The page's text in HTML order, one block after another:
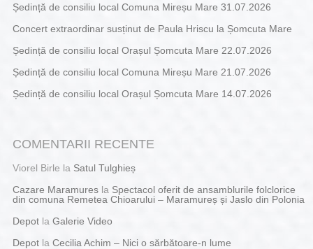
Ședință de consiliu local Comuna Mireșu Mare 31.07.2026
Concert extraordinar susținut de Paula Hriscu la Șomcuta Mare
Ședință de consiliu local Orașul Șomcuta Mare 22.07.2026
Ședință de consiliu local Comuna Mireșu Mare 21.07.2026
Ședință de consiliu local Orașul Șomcuta Mare 14.07.2026
COMENTARII RECENTE
Viorel Birle la Satul Tulghieș
Cazare Maramuresla Spectacol oferit de ansamblurile folclorice
din comuna Remetea Chioarului – Maramureș și Jaslo din Polonia
Depotla Galerie Video
Depotla Cecilia Achim – Nici o sărbătoare-n lume